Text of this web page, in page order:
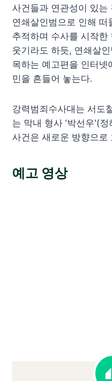
사건들과 연관성이 있는
연쇄살인범으로 인해 떠
추적하며 수사를 시작한
웃기라도 하듯, 연쇄살
목하는 예고편을 인터넷
민을 흔들어 놓는다.
강력범죄수사대는 서도
는 막내 형사 ‘박선우'(
사건은 새로운 방향으
예고 영상